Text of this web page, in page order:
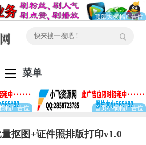
菜单
抠图+证件照排版打印v1.0